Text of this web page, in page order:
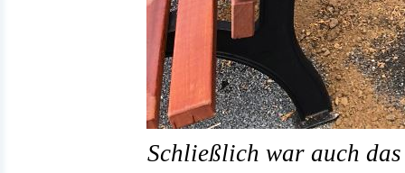
Schließlich war auch